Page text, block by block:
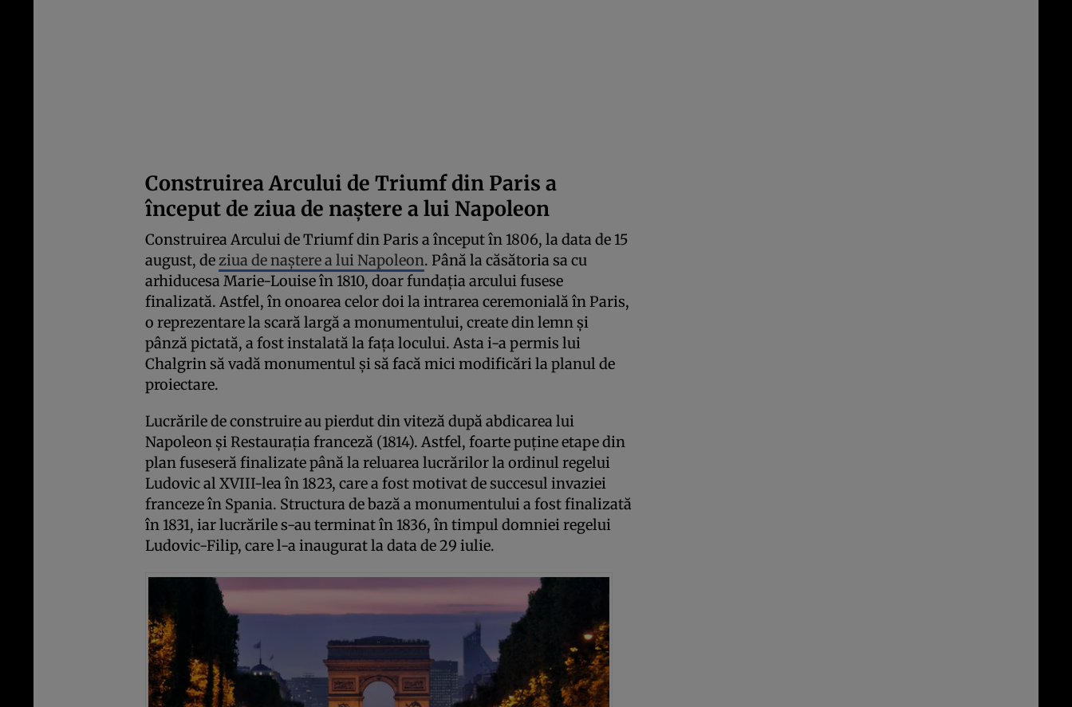
Construirea Arcului de Triumf din Paris a
început de ziua de naștere a lui Napoleon
Construirea Arcului de Triumf din Paris a început în 1806, la data de 15
august, deziua de naștere a lui Napoleon. Până la căsătoria sa cu
arhiducesa Marie-Louise în 1810, doar fundația arcului fusese
finalizată. Astfel, în onoarea celor doi la intrarea ceremonială în Paris,
o reprezentare la scară largă a monumentului, create din lemn și
pânză pictată, a fost instalată la fața locului. Asta i-a permis lui
Chalgrin să vadă monumentul și să facă mici modificări la planul de
proiectare.
Lucrările de construire au pierdut din viteză după abdicarea lui
Napoleon și Restaurația franceză (1814). Astfel, foarte puține etape din
plan fuseseră finalizate până la reluarea lucrărilor la ordinul regelui
Ludovic al XVIII-lea în 1823, care a fost motivat de succesul invaziei
franceze în Spania. Structura de bază a monumentului a fost finalizată
în 1831, iar lucrările s-au terminat în 1836, în timpul domniei regelui
Ludovic-Filip, care l-a inaugurat la data de 29 iulie.